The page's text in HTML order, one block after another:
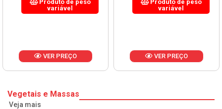
Produto de peso
variável
VER PREÇO
Produto de peso
variável
VER PREÇO
Vegetais e Massas
Veja mais